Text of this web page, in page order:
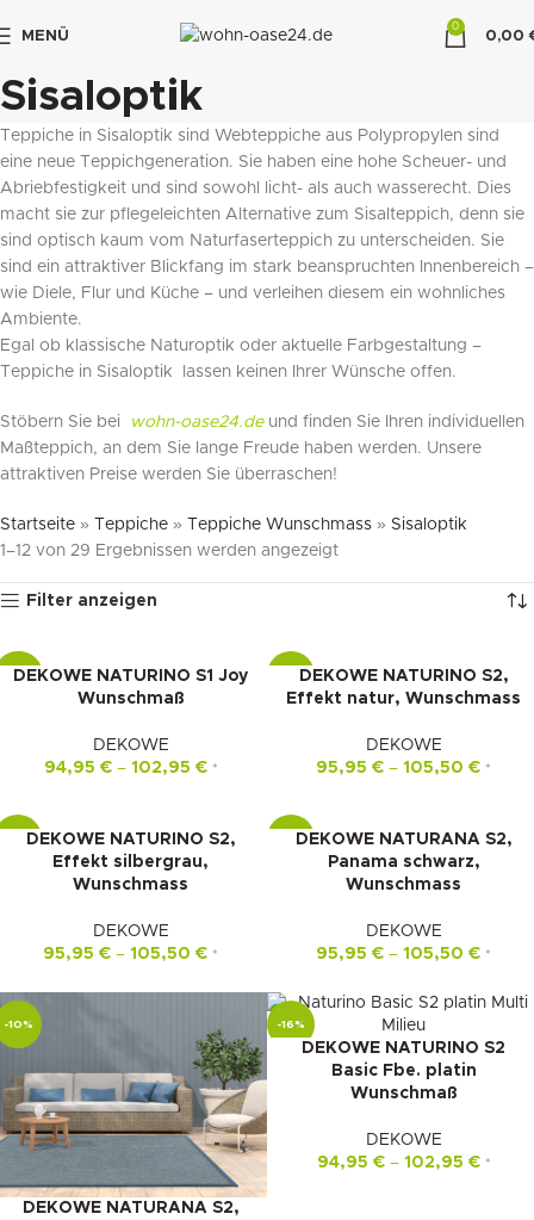
MENÜ
0
0,00
Sisaloptik
Teppiche in Sisaloptik sind Webteppiche aus Polypropylen sind
eine neue Teppichgeneration. Sie haben eine hohe Scheuer- und
Abriebfestigkeit und sind sowohl licht- als auch wasserecht. Dies
macht sie zur pflegeleichten Alternative zum Sisalteppich, denn sie
sind optisch kaum vom Naturfaserteppich zu unterscheiden. Sie
sind ein attraktiver Blickfang im stark beanspruchten Innenbereich –
wie Diele, Flur und Küche – und verleihen diesem ein wohnliches
Ambiente.
Egal ob klassische Naturoptik oder aktuelle Farbgestaltung –
Teppiche in Sisaloptik lassen keinen Ihrer Wünsche offen.
Stöbern Sie bei wohn-oase24.deund finden Sie Ihren individuellen
Maßteppich, an dem Sie lange Freude haben werden. Unsere
attraktiven Preise werden Sie überraschen!
Startseite » Teppiche » Teppiche Wunschmass » Sisaloptik
1–12 von 29 Ergebnissen werden angezeigt
Filter anzeigen
-22%
DEKOWE NATURINO S1 Joy
Wunschmaß
DEKOWE
94,95 €– 102,95 € *
-10%DEKOWE NATURINO S2,
Effekt natur, Wunschmass
DEKOWE
95,95 € – 105,50 € *
-10%DEKOWE NATURINO S2,
Effekt silbergrau,
Wunschmass
DEKOWE
95,95 € – 105,50 € *
-10%DEKOWE NATURANA S2,
Panama schwarz,
Wunschmass
DEKOWE
95,95 € – 105,50 € *
-10%
DEKOWE NATURANA S2,
-16%
DEKOWE NATURINO S2
Basic Fbe. platin
Wunschmaß
DEKOWE
94,95 €– 102,95 € *